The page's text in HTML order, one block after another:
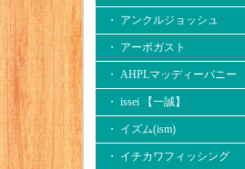
・ アンクルジョッシュ
・ アーボガスト
・ AHPLマッディーバニー
・ issei 【一誠】
・ イズム(ism)
・ イチカワフィッシング